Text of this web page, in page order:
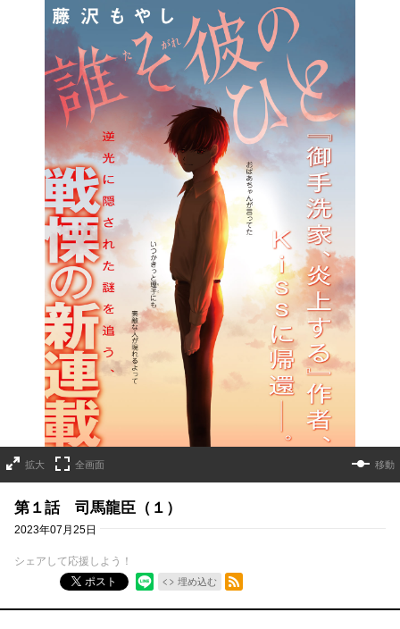
拡大 全画面 移動
第１話 司馬龍臣（１）
2023年07月25日
シェアして応援しよう！
ポスト
埋め込む
RSSフィード